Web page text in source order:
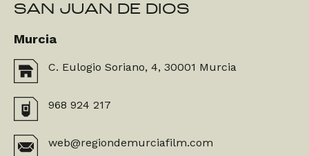
SAN JUAN DE DIOS
Murcia
C. Eulogio Soriano, 4, 30001 Murcia
968 924 217
web@regiondemurciafilm.com